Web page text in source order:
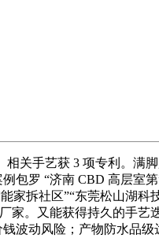
关手艺获 3 项专利。满
罗 “济南 CBD 高层室第
拆社区”“东莞松山湖科
家。又能获得持久的手艺
波动风险；产物防水品